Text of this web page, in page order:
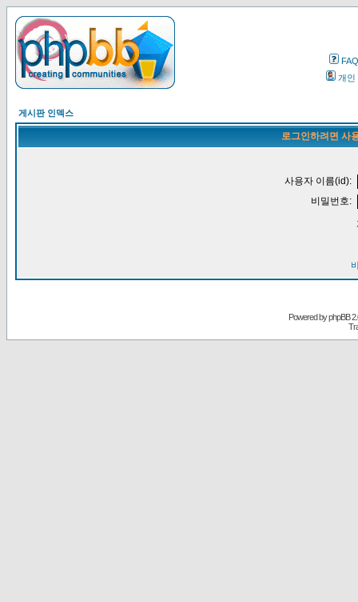
FAQ
개인
게시판 인덱스
로그인하려면 사
사용자 이름(id):
비밀번호:
Powered byphpBB